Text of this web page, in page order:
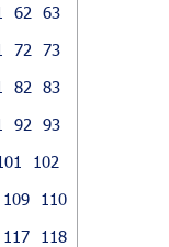
62
63
72
73
82
83
92
93
102
109
110
117
118